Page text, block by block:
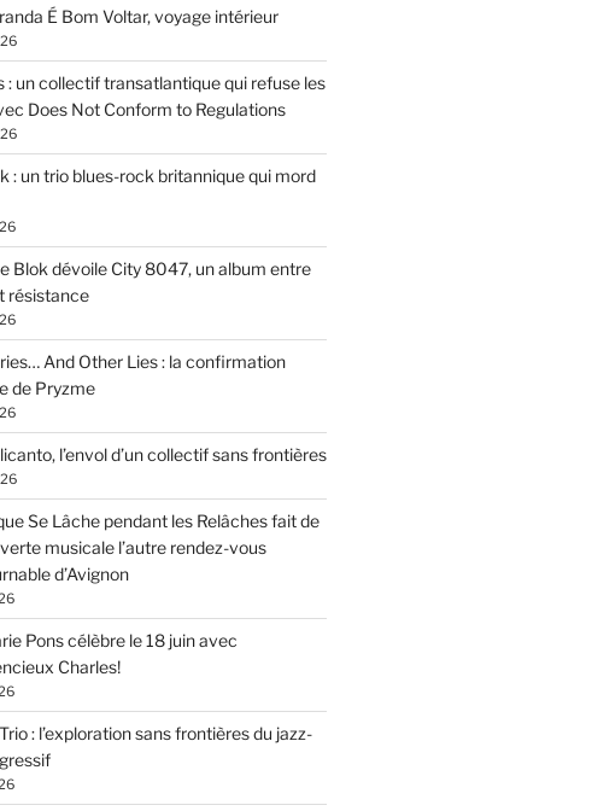
É Bom Voltar, voyage intérieur
: un collectif transatlantique qui refuse les
Does Not Conform to Regulations
: un trio blues-rock britannique qui mord
Blok dévoile City 8047, un album entre
résistance
And Other Lies : la confirmation
de Pryzme
l’envol d’un collectif sans frontières
Se Lâche pendant les Relâches fait de
musicale l’autre rendez-vous
d’Avignon
Pons célèbre le 18 juin avec
Charles!
: l’exploration sans frontières du jazz-